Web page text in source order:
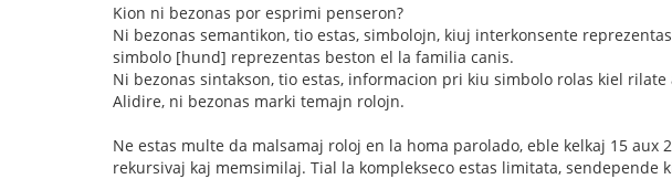
Kion ni bezonas por esprimi penseron?
Ni bezonas semantikon, tio estas, simbolojn, kiuj interkonsente
simbolo [hund] reprezentas beston el la familia canis.
Ni bezonas sintakson, tio estas, informacion pri kiu simbolo rolas kiel
Alidire, ni bezonas marki temajn rolojn.
Ne estas multe da malsamaj roloj en la homa parolado, eble kelkaj 15 aux
rekursivaj kaj memsimilaj. Tial la komplekseco estas limitata, sendepende